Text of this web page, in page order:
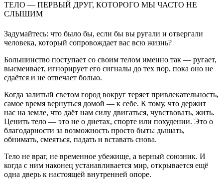
ТЕЛО — ПЕРВЫЙ ДРУГ, КОТОРОГО МЫ ЧАСТО НЕ
СЛЫШИМ
Задумайтесь: что было бы, если бы вы ругали и отвергали
человека, который сопровождает вас всю жизнь?
Большинство поступает со своим телом именно так — ругает,
высмеивает, игнорирует его сигналы до тех пор, пока оно не
сдаётся и не отвечает болью.
Когда залитый светом город вокруг теряет привлекательность,
самое время вернуться домой — к себе. К тому, что держит
нас на земле, что даёт нам силу двигаться, чувствовать, жить.
Ценить тело — это не о диетах, спорте или похудении. Это о
благодарности за возможность просто быть: дышать,
обнимать, смеяться, падать и вставать снова.
Тело не враг, не временное убежище, а верный союзник. И
когда с ним наконец устанавливается мир, открывается ещё
одна дверь к настоящей внутренней опоре.